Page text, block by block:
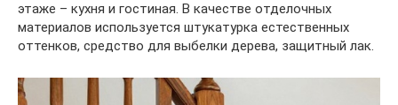
этаже – кухня и гостиная. В качестве отделочных
материалов используется штукатурка естественных
оттенков, средство для выбелки дерева, защитный лак.